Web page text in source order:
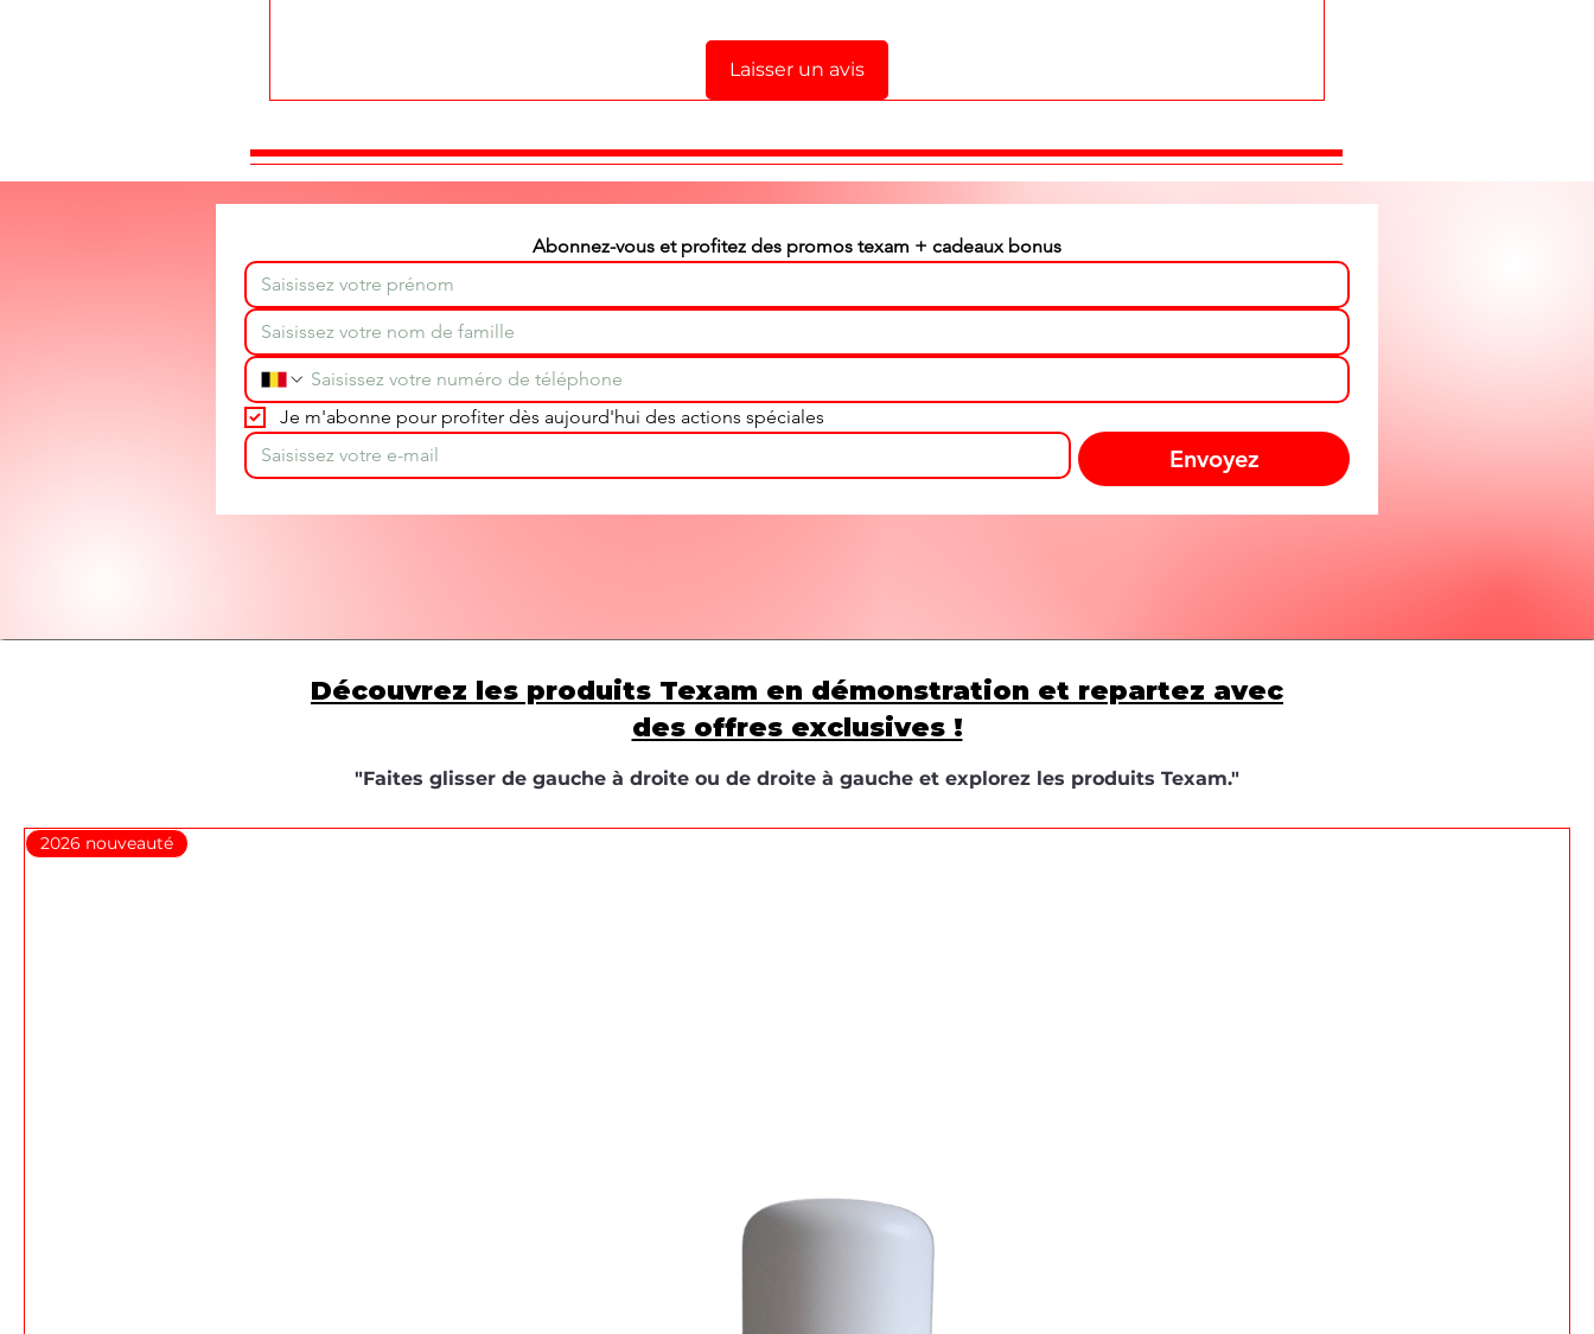
Laisser un avis
Abonnez-vous et profitez des promos texam + cadeaux bonus
Je m'abonne pour profiter dès aujourd'hui des actions spéciales
Envoyez
2026 nouveauté
Découvrez les produits Texam en démonstration et repartez avec
des offres exclusives !
"Faites glisser de gauche à droite ou de droite à gauche et explorez les produits Texam."